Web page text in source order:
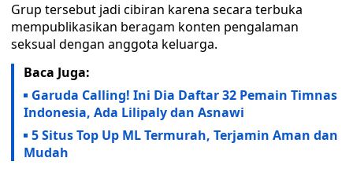
Grup tersebut jadi cibiran karena secara terbuka
mempublikasikan beragam konten pengalaman
seksual dengan anggota keluarga.
Baca Juga:
Garuda Calling! Ini Dia Daftar 32 Pemain Timnas
Indonesia, Ada Lilipaly dan Asnawi
5 Situs Top Up ML Termurah, Terjamin Aman dan
Mudah